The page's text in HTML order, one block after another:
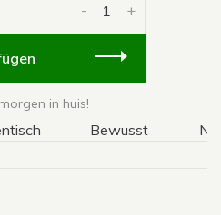
+
-
in huis!
Bewusst